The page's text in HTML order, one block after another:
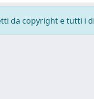
da copyright e tutti i